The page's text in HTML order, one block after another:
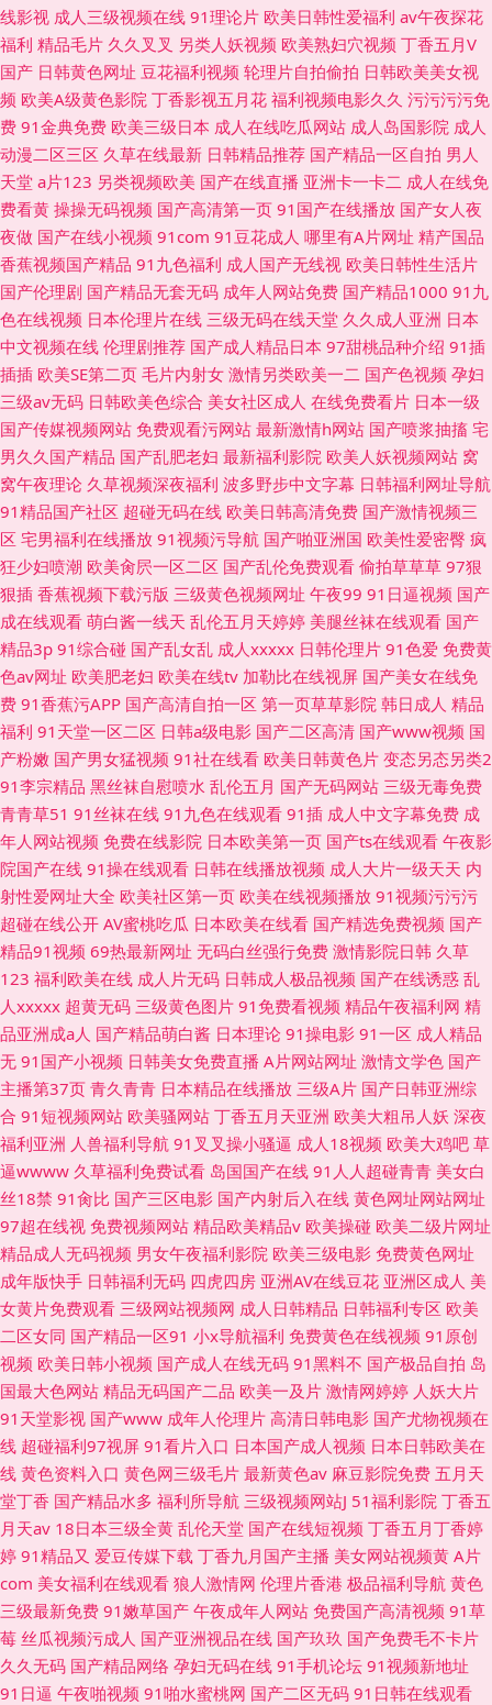
线影视 成人三级视频在线 91理论片 欧美日韩性爱福利 av午夜探花
福利 精品毛片 久久叉叉 另类人妖视频 欧美熟妇穴视频 丁香五月V
国产 日韩黄色网址 豆花福利视频 轮理片自拍偷拍 日韩欧美美女视
频 欧美A级黄色影院 丁香影视五月花 福利视频电影久久 污污污污免
费 91金典免费 欧美三级日本 成人在线吃瓜网站 成人岛国影院 成人
动漫二区三区 久草在线最新 日韩精品推荐 国产精品一区自拍 男人
天堂 a片123 另类视频欧美 国产在线直播 亚洲卡一卡二 成人在线免
费看黄 操操无码视频 国产高清第一页 91国产在线播放 国产女人夜
夜做 国产在线小视频 91com 91豆花成人 哪里有A片网址 精产国品
香蕉视频国产精品 91九色福利 成人国产无线视 欧美日韩性生活片
国产伦理剧 国产精品无套无码 成年人网站免费 国产精品1000 91九
色在线视频 日本伦理片在线 三级无码在线天堂 久久成人亚洲 日本
中文视频在线 伦理剧推荐 国产成人精品日本 97甜桃品种介绍 91插
插插 欧美SE第二页 毛片内射女 激情另类欧美一二 国产色视频 孕妇
三级av无码 日韩欧美色综合 美女社区成人 在线免费看片 日本一级
国产传媒视频网站 免费观看污网站 最新激情h网站 国产喷浆抽搐 宅
男久久国产精品 国产乱肥老妇 最新福利影院 欧美人妖视频网站 窝
窝午夜理论 久草视频深夜福利 波多野步中文字幕 日韩福利网址导航
91精品国产社区 超碰无码在线 欧美日韩高清免费 国产激情视频三
区 宅男福利在线播放 91视频污导航 国产啪亚洲国 欧美性爱密臀 疯
狂少妇喷潮 欧美肏屄一区二区 国产乱伦免费观看 偷拍草草草 97狠
狠插 香蕉视频下载污版 三级黄色视频网址 午夜99 91日逼视频 国产
成在线观看 萌白酱一线天 乱伦五月天婷婷 美腿丝袜在线观看 国产
精品3p 91综合碰 国产乱女乱 成人xxxxx 日韩伦理片 91色爱 免费黄
色av网址 欧美肥老妇 欧美在线tv 加勒比在线视屏 国产美女在线免
费 91香蕉污APP 国产高清自拍一区 第一页草草影院 韩日成人 精品
福利 91天堂一区二区 日韩a级电影 国产二区高清 国产www视频 国
产粉嫩 国产男女猛视频 91社在线看 欧美日韩黄色片 变态另态另类2
91李宗精品 黑丝袜自慰喷水 乱伦五月 国产无码网站 三级无毒免费
青青草51 91丝袜在线 91九色在线观看 91插 成人中文字幕免费 成
年人网站视频 免费在线影院 日本欧美第一页 国产ts在线观看 午夜影
院国产在线 91操在线观看 日韩在线播放视频 成人大片一级天天 内
射性爱网址大全 欧美社区第一页 欧美在线视频播放 91视频污污污
超碰在线公开 AV蜜桃吃瓜 日本欧美在线看 国产精选免费视频 国产
精品91视频 69热最新网址 无码白丝强行免费 激情影院日韩 久草
123 福利欧美在线 成人片无码 日韩成人极品视频 国产在线诱惑 乱
人xxxxx 超黄无码 三级黄色图片 91免费看视频 精品午夜福利网 精
品亚洲成a人 国产精品萌白酱 日本理论 91操电影 91一区 成人精品
无 91国产小视频 日韩美女免费直播 A片网站网址 激情文学色 国产
主播第37页 青久青青 日本精品在线播放 三级A片 国产日韩亚洲综
合 91短视频网站 欧美骚网站 丁香五月天亚洲 欧美大粗吊人妖 深夜
福利亚洲 人兽福利导航 91叉叉操小骚逼 成人18视频 欧美大鸡吧 草
逼wwww 久草福利免费试看 岛国国产在线 91人人超碰青青 美女白
丝18禁 91肏比 国产三区电影 国产内射后入在线 黄色网址网站网址
97超在线视 免费视频网站 精品欧美精品v 欧美操碰 欧美二级片网址
精品成人无码视频 男女午夜福利影院 欧美三级电影 免费黄色网址
成年版快手 日韩福利无码 四虎四房 亚洲AV在线豆花 亚洲区成人 美
女黄片免费观看 三级网站视频网 成人日韩精品 日韩福利专区 欧美
二区女同 国产精品一区91 小x导航福利 免费黄色在线视频 91原创
视频 欧美日韩小视频 国产成人在线无码 91黑料不 国产极品自拍 岛
国最大色网站 精品无码国产二品 欧美一及片 激情网婷婷 人妖大片
91天堂影视 国产www 成年人伦理片 高清日韩电影 国产尤物视频在
线 超碰福利97视屏 91看片入口 日本国产成人视频 日本日韩欧美在
线 黄色资料入口 黄色网三级毛片 最新黄色av 麻豆影院免费 五月天
堂丁香 国产精品水多 福利所导航 三级视频网站J 51福利影院 丁香五
月天av 18日本三级全黄 乱伦天堂 国产在线短视频 丁香五月丁香婷
婷 91精品又 爱豆传媒下载 丁香九月国产主播 美女网站视频黄 A片
com 美女福利在线观看 狼人激情网 伦理片香港 极品福利导航 黄色
三级最新免费 91嫩草国产 午夜成年人网站 免费国产高清视频 91草
莓 丝瓜视频污成人 国产亚洲视品在线 国产玖玖 国产免费毛不卡片
久久无码 国产精品网络 孕妇无码在线 91手机论坛 91视频新地址
91日逼 午夜啪视频 91啪水蜜桃网 国产二区无码 91日韩在线观看